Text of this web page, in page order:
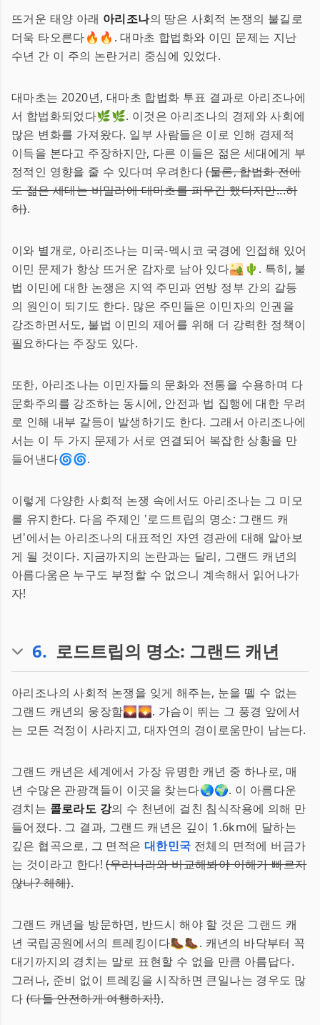
뜨거운 태양 아래 아리조나의 땅은 사회적 논쟁의 불길로
더욱 타오른다🔥🔥. 대마초 합법화와 이민 문제는 지난
수년 간 이 주의 논란거리 중심에 있었다.
대마초는 2020년, 대마초 합법화 투표 결과로 아리조나에
서 합법화되었다🌿🌿. 이것은 아리조나의 경제와 사회에
많은 변화를 가져왔다. 일부 사람들은 이로 인해 경제적
이득을 본다고 주장하지만, 다른 이들은 젊은 세대에게 부
정적인 영향을 줄 수 있다며 우려한다(물론, 합법화 전에
도 젊은 세대는 비밀리에 대마초를 피우긴 했다지만...허
허).
이와 별개로, 아리조나는 미국-멕시코 국경에 인접해 있어
이민 문제가 항상 뜨거운 감자로 남아 있다🏜️🌵. 특히, 불
법 이민에 대한 논쟁은 지역 주민과 연방 정부 간의 갈등
의 원인이 되기도 한다. 많은 주민들은 이민자의 인권을
강조하면서도, 불법 이민의 제어를 위해 더 강력한 정책이
필요하다는 주장도 있다.
또한, 아리조나는 이민자들의 문화와 전통을 수용하며 다
문화주의를 강조하는 동시에, 안전과 법 집행에 대한 우려
로 인해 내부 갈등이 발생하기도 한다. 그래서 아리조나에
서는 이 두 가지 문제가 서로 연결되어 복잡한 상황을 만
들어낸다🌀🌀.
이렇게 다양한 사회적 논쟁 속에서도 아리조나는 그 미모
를 유지한다. 다음 주제인 '로드트립의 명소: 그랜드 캐
년'에서는 아리조나의 대표적인 자연 경관에 대해 알아보
게 될 것이다. 지금까지의 논란과는 달리, 그랜드 캐년의
아름다움은 누구도 부정할 수 없으니 계속해서 읽어나가
자!
6. 로드트립의 명소: 그랜드 캐년
아리조나의 사회적 논쟁을 잊게 해주는, 눈을 뗄 수 없는
그랜드 캐년의 웅장함🌄🌄. 가슴이 뛰는 그 풍경 앞에서
는 모든 걱정이 사라지고, 대자연의 경이로움만이 남는다.
그랜드 캐년은 세계에서 가장 유명한 캐년 중 하나로, 매
년 수많은 관광객들이 이곳을 찾는다🌏🌍. 이 아름다운
경치는 콜로라도 강의 수 천년에 걸친 침식작용에 의해 만
들어졌다. 그 결과, 그랜드 캐년은 깊이 1.6km에 달하는
깊은 협곡으로, 그 면적은 대한민국 전체의 면적에 버금가
는 것이라고 한다!(우리나라와 비교해봐야 이해가 빠르지
않나? 헤헤).
그랜드 캐년을 방문하면, 반드시 해야 할 것은 그랜드 캐
년 국립공원에서의 트레킹이다🥾🥾. 캐년의 바닥부터 꼭
대기까지의 경치는 말로 표현할 수 없을 만큼 아름답다.
그러나, 준비 없이 트레킹을 시작하면 큰일나는 경우도 많
다(다들 안전하게 여행하자!).